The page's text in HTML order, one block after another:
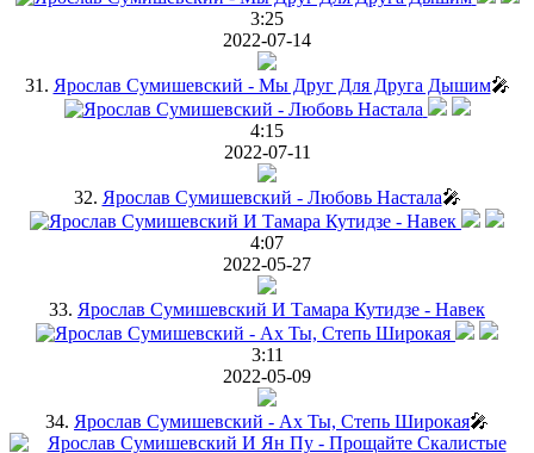
3:25
2022-07-14
31. Ярослав Сумишевский - Мы Друг Для Друга Дышим🎤
4:15
2022-07-11
32. Ярослав Сумишевский - Любовь Настала🎤
4:07
2022-05-27
33. Ярослав Сумишевский И Тамара Кутидзе - Навек
3:11
2022-05-09
34. Ярослав Сумишевский - Ах Ты, Степь Широкая🎤